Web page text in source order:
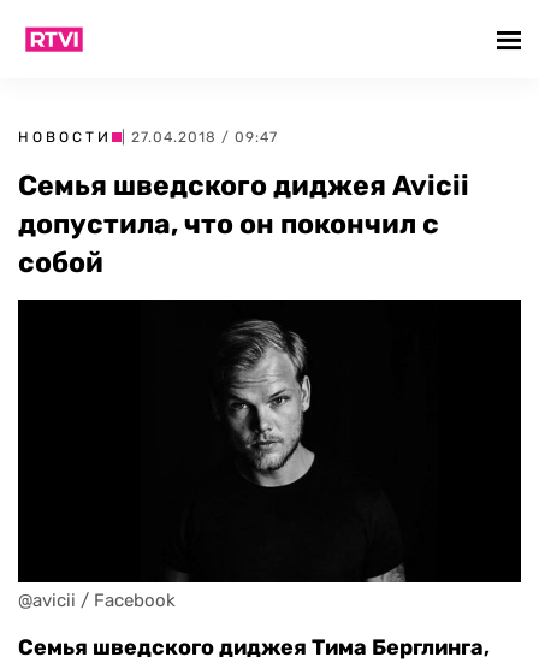
НОВОСТИ | 27.04.2018 / 09:47
Семья шведского диджея Avicii
допустила, что он покончил с
собой
@avicii / Facebook
Семья шведского диджея Тима Берглинга,